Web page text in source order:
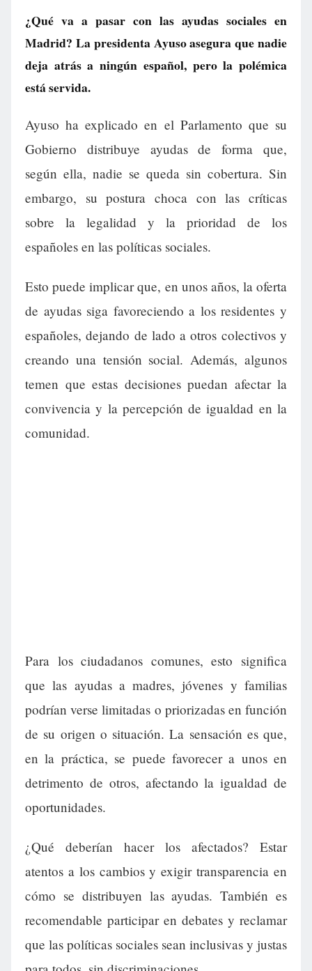
¿Qué va a pasar con las ayudas sociales en
Madrid? La presidenta Ayuso asegura que nadie
deja atrás a ningún español, pero la polémica
está servida.
Ayuso ha explicado en el Parlamento que su
Gobierno distribuye ayudas de forma que,
según ella, nadie se queda sin cobertura. Sin
embargo, su postura choca con las críticas
sobre la legalidad y la prioridad de los
españoles en las políticas sociales.
Esto puede implicar que, en unos años, la oferta
de ayudas siga favoreciendo a los residentes y
españoles, dejando de lado a otros colectivos y
creando una tensión social. Además, algunos
temen que estas decisiones puedan afectar la
convivencia y la percepción de igualdad en la
comunidad.
Para los ciudadanos comunes, esto significa
que las ayudas a madres, jóvenes y familias
podrían verse limitadas o priorizadas en función
de su origen o situación. La sensación es que,
en la práctica, se puede favorecer a unos en
detrimento de otros, afectando la igualdad de
oportunidades.
¿Qué deberían hacer los afectados? Estar
atentos a los cambios y exigir transparencia en
cómo se distribuyen las ayudas. También es
recomendable participar en debates y reclamar
que las políticas sociales sean inclusivas y justas